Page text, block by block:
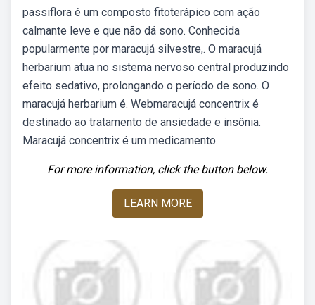
passiflora é um composto fitoterápico com ação
calmante leve e que não dá sono. Conhecida
popularmente por maracujá silvestre,. O maracujá
herbarium atua no sistema nervoso central produzindo
efeito sedativo, prolongando o período de sono. O
maracujá herbarium é. Webmaracujá concentrix é
destinado ao tratamento de ansiedade e insônia.
Maracujá concentrix é um medicamento.
For more information, click the button below.
LEARN MORE